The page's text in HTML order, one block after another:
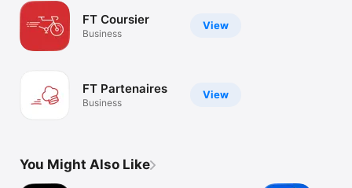
View
FT Coursier
Business
View
FT Partenaires
Business
You Might Also Like